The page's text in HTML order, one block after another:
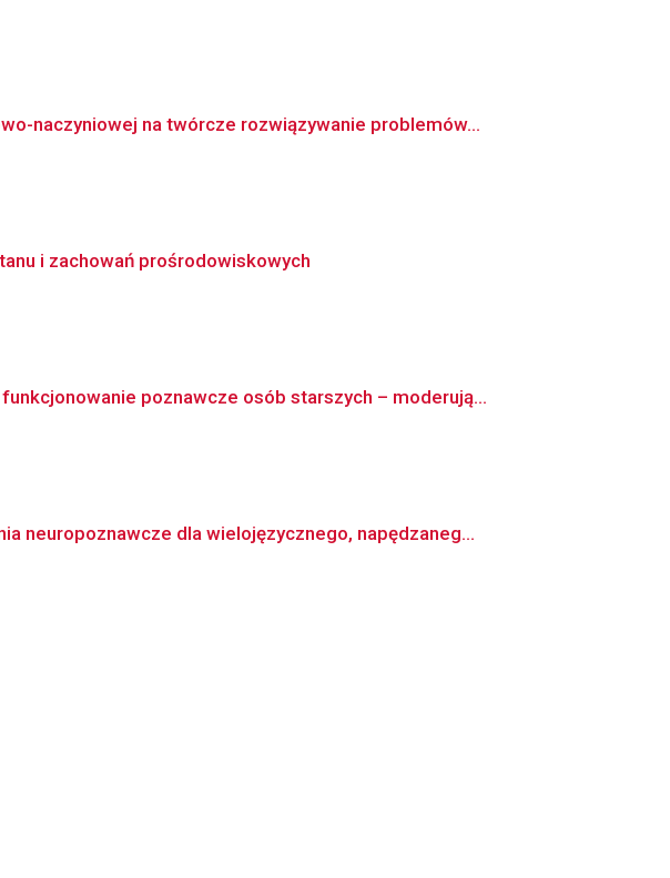
naczyniowej na twórcze rozwiązywanie problemów...
i zachowań prośrodowiskowych
poznawcze osób starszych – moderują...
neuropoznawcze dla wielojęzycznego, napędzaneg...